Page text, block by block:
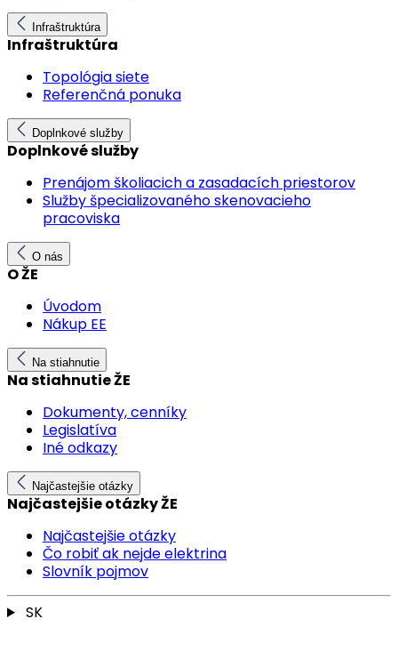
Infraštruktúra
Infraštruktúra
Topológia siete
Referenčná ponuka
Doplnkové služby
Doplnkové služby
Prenájom školiacich a zasadacích priestorov
Služby špecializovaného skenovacieho
pracoviska
O nás
O ŽE
Úvodom
Nákup EE
Na stiahnutie
Na stiahnutie ŽE
Dokumenty, cenníky
Legislatíva
Iné odkazy
Najčastejšie otázky
Najčastejšie otázky ŽE
Najčastejšie otázky
Čo robiť ak nejde elektrina
Slovník pojmov
SK